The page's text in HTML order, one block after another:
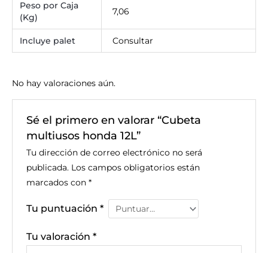
Peso por Caja
(Kg)
7,06
Incluye palet Consultar
No hay valoraciones aún.
Sé el primero en valorar “Cubeta
multiusos honda 12L”
Tu dirección de correo electrónico no será
publicada. Los campos obligatorios están
marcados con *
Tu puntuación *
Tu valoración *